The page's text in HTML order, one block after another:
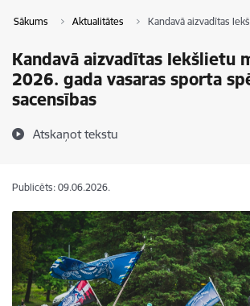
Sākums Aktualitātes Kandavā aizvadītas
Kandavā aizvadītas Iekšlietu
2026. gada vasaras sporta
sacensības
Atskaņot tekstu
Publicēts: 09.06.2026.